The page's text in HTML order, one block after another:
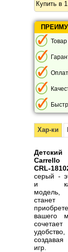
Хар-ки
CRL-
серый -
и
станет
вашего
игр.